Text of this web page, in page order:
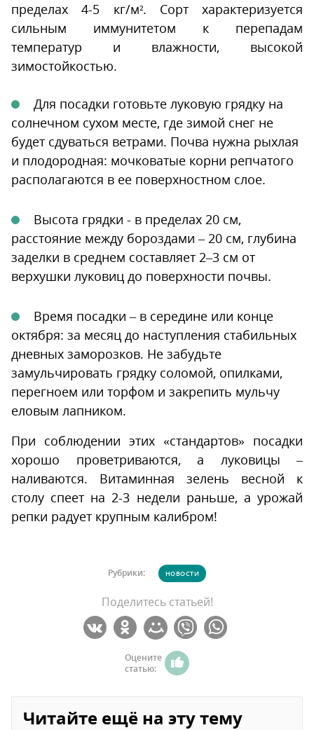
пределах 4-5 кг/м². Сорт характеризуется
сильным иммунитетом к перепадам
температур и влажности, высокой
зимостойкостью.
Для посадки готовьте луковую грядку на
солнечном сухом месте, где зимой снег не
будет сдуваться ветрами. Почва нужна рыхлая
и плодородная: мочковатые корни репчатого
располагаются в ее поверхностном слое.
Высота грядки - в пределах 20 см,
расстояние между бороздами – 20 см, глубина
заделки в среднем составляет 2–3 см от
верхушки луковиц до поверхности почвы.
Время посадки – в середине или конце
октября: за месяц до наступления стабильных
дневных заморозков. Не забудьте
замульчировать грядку соломой, опилками,
перегноем или торфом и закрепить мульчу
еловым лапником.
При соблюдении этих «стандартов» посадки
хорошо проветриваются, а луковицы –
наливаются. Витаминная зелень весной к
столу спеет на 2-3 недели раньше, а урожай
репки радует крупным калибром!
Рубрики: НОВОСТИ
Поделитесь статьей!
Оцените
статью:
Читайте ещё на эту тему